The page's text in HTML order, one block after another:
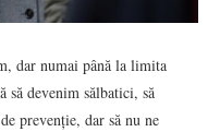
dar numai până la limita
devenim sălbatici, să
prevenție, dar să nu ne